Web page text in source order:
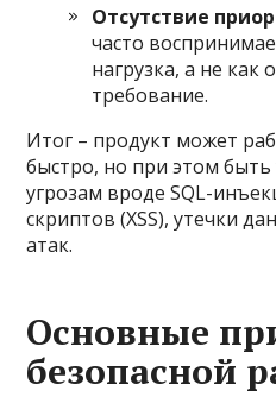
Отсутствие
часто
нагрузка, а не как
требование.
Итог – продукт может
быстро, но при этом
угрозам вроде SQL-
скриптов (XSS), утечки
атак.
Основные
безопасной